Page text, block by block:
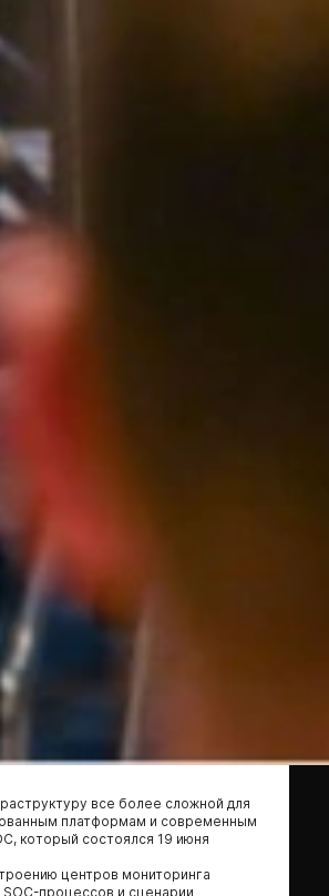
все более сложной для
платформам и современным
который состоялся 19 июня
центров мониторинга
процессов и сценарии